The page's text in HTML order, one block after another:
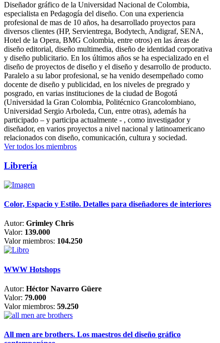
Diseñador gráfico de la Universidad Nacional de Colombia,
especialista en Pedagogía del diseño. Con una experiencia
profesional de mas de 10 años, ha desarrollado proyectos para
diversos clientes (HP, Servientrega, Bodytech, Andigraf, SENA,
Hotel de la Opera, BMG Colombia, entre otros) en las áreas de
diseño editorial, diseño multimedia, diseño de identidad corporativa
y diseño publicitario. En los últimos años se ha especializado en el
diseño de proyectos de diseño y el diseño y desarrollo de producto.
Paralelo a su labor profesional, se ha venido desempeñado como
docente de diseño y publicidad, en los niveles de pregrado y
posgrado, en varias instituciones de la ciudad de Bogotá
(Universidad la Gran Colombia, Politécnico Grancolombiano,
Universidad Sergio Arboleda, Cun, entre otras), además ha
participado – y participa actualmente - , como investigador y
diseñador, en varios proyectos a nivel nacional y latinoamericano
relacionados con diseño, comunicación, cultura y sociedad.
Ver todos los miembros
Librería
Color, Espacio y Estilo. Detalles para diseñadores de interiores
Autor: Grimley Chris
Valor: 139.000
Valor miembros: 104.250
WWW Hotshops
Autor: Héctor Navarro Güere
Valor: 79.000
Valor miembros: 59.250
All men are brothers. Los maestros del diseño gráfico